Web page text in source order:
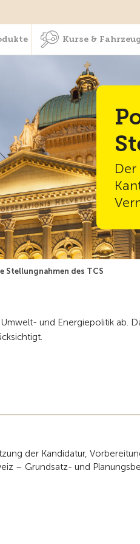
Kurse
Kurse &
Stellungnahmen des TCS
und Energiepolitik ab.
der Kandidatur,
– Grundsatz- und